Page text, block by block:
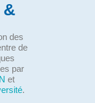
&
des
de
par
et
.